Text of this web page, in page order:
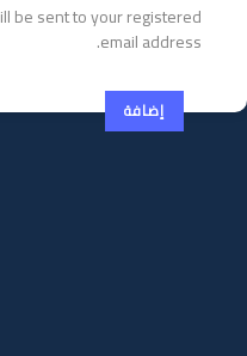
be sent to your registered
email address.